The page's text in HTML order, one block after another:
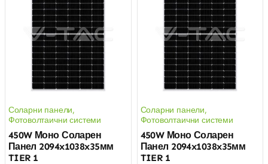
Соларни панели,
Фотоволтаични системи
450W Моно Соларен
Панел 2094x1038x35мм
TIER 1
Соларни панели,
Фотоволтаични системи
450W Моно Соларен
Панел 2094x1038x35мм
TIER 1